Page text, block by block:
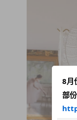
8月
部